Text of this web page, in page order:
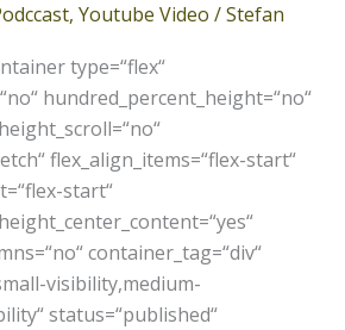
, Youtube Video /Stefan
type=“flex“
hundred_percent_height=“no“
flex_align_items=“flex-start“
start“
container_tag=“div“
visibility,medium-
status=“published“